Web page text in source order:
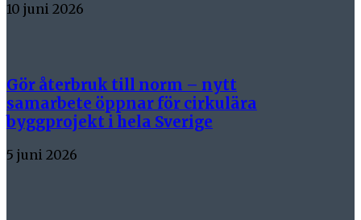
10 juni 2026
Gör återbruk till norm – nytt
samarbete öppnar för cirkulära
byggprojekt i hela Sverige
5 juni 2026